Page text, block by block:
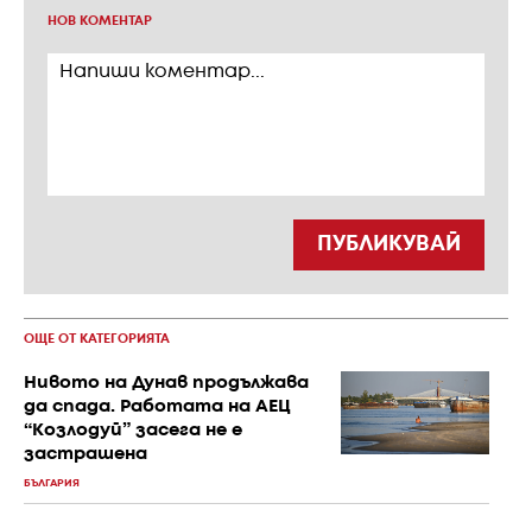
НОВ КОМЕНТАР
ПУБЛИКУВАЙ
ОЩЕ ОТ КАТЕГОРИЯТА
Нивото на Дунав продължава
да спада. Работата на АЕЦ
“Козлодуй” засега не е
застрашена
БЪЛГАРИЯ